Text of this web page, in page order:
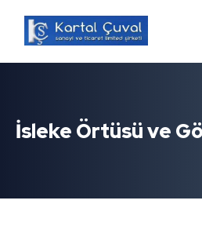
İsleke Örtüsü ve